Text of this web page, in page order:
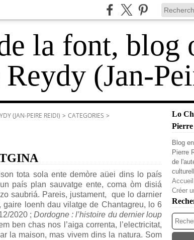
la font, blog
Reydy (Jan-
(JAN-PEIRE REIDI) > CATEGORIES >
tota sola ente demòre aüei dins lo país
país plan sauvatge ente, coma òm disiá
saubriá. Pareis, justament, que lo darnier
gaire loenh dau vilatge de Chantagreu, lo 6
2020 ; Dordogne : l’histoire du dernier loup
ben chas nos l’aiga correnta, l’electricitat,
la maison, mas vivem dins la natura. Som
Lo
Blog
Pierre
de
Créer